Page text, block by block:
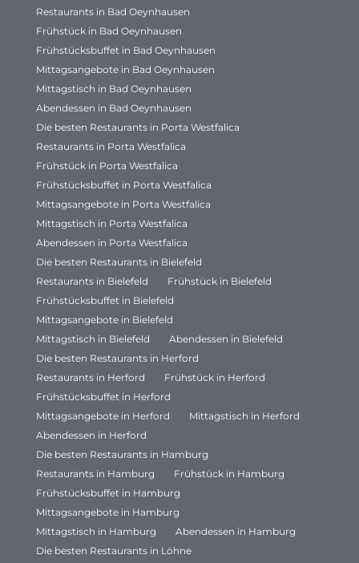
Restaurants in Bad Oeynhausen
Frühstück in Bad Oeynhausen
Frühstücksbuffet in Bad Oeynhausen
Mittagsangebote in Bad Oeynhausen
Mittagstisch in Bad Oeynhausen
Abendessen in Bad Oeynhausen
Die besten Restaurants in Porta Westfalica
Restaurants in Porta Westfalica
Frühstück in Porta Westfalica
Frühstücksbuffet in Porta Westfalica
Mittagsangebote in Porta Westfalica
Mittagstisch in Porta Westfalica
Abendessen in Porta Westfalica
Die besten Restaurants in Bielefeld
Restaurants in Bielefeld
Frühstück in Bielefeld
Frühstücksbuffet in Bielefeld
Mittagsangebote in Bielefeld
Mittagstisch in Bielefeld
Abendessen in Bielefeld
Die besten Restaurants in Herford
Restaurants in Herford
Frühstück in Herford
Frühstücksbuffet in Herford
Mittagsangebote in Herford
Mittagstisch in Herford
Abendessen in Herford
Die besten Restaurants in Hamburg
Restaurants in Hamburg
Frühstück in Hamburg
Frühstücksbuffet in Hamburg
Mittagsangebote in Hamburg
Mittagstisch in Hamburg
Abendessen in Hamburg
Die besten Restaurants in Löhne